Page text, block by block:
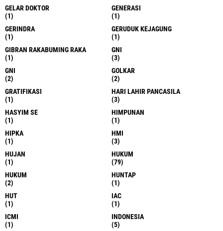
GELAR DOKTOR
(1)
GENERASI
(1)
GERINDRA
(1)
GERUDUK KEJAGUNG
(1)
GIBRAN RAKABUMING RAKA
(1)
GNI
(3)
GNI
(2)
GOLKAR
(2)
GRATIFIKASI
(1)
HARI LAHIR PANCASILA
(3)
HASYIM SE
(1)
HIMPUNAN
(1)
HIPKA
(1)
HMI
(3)
HUJAN
(1)
HUKUM
(79)
HUKUM
(2)
HUNTAP
(1)
HUT
(1)
IAC
(1)
ICMI
(1)
INDONESIA
(5)